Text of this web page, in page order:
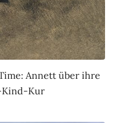
Annett über ihre
Kur